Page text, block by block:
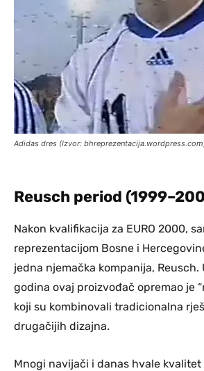
Adidas dres (Izvor:
Reusch period
Nakon kvalifikacija za EURO 2000,
reprezentacijom Bosne i
jedna njemačka kompanija,
godina ovaj proizvođač opremao je
koji su kombinovali tradicionalna
drugačijih dizajna.
Mnogi navijači i danas hvale kvalitet